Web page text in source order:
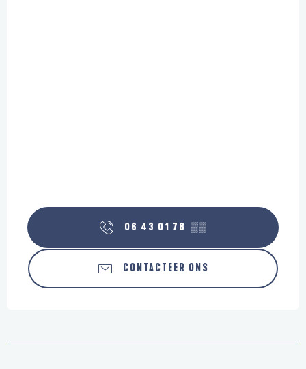
06 43 01 78 ▒▒
CONTACTEER ONS